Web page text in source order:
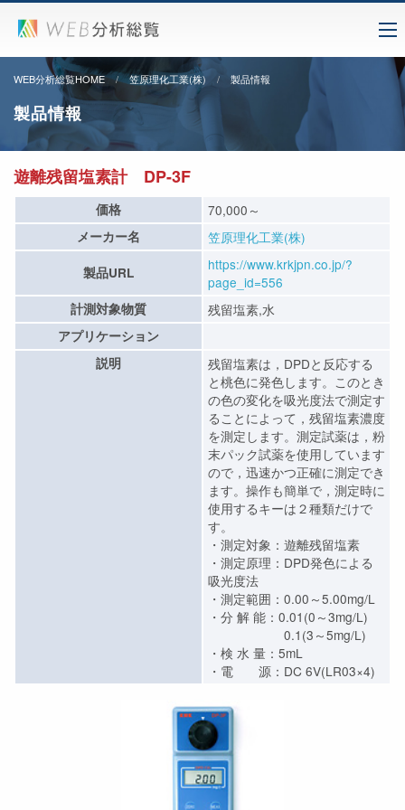
WEB分析総覧HOME 笠原理化工業(株) 製品情報
製品情報
遊離残留塩素計 DP-3F
価格 70,000～
メーカー名 笠原理化工業(株)
製品URL
https://www.krkjpn.co.jp/?
page_id=556
計測対象物質 残留塩素,水
アプリケーション
説明
残留塩素は，DPDと反応する
と桃色に発色します。このとき
の色の変化を吸光度法で測定す
ることによって，残留塩素濃度
を測定します。測定試薬は，粉
末パック試薬を使用しています
ので，迅速かつ正確に測定でき
ます。操作も簡単で，測定時に
使用するキーは２種類だけで
す。
・測定対象：遊離残留塩素
・測定原理：DPD発色による
吸光度法
・測定範囲：0.00～5.00mg/L
・分 解 能：0.01(0～3mg/L)
0.1(3～5mg/L)
・検 水 量：5mL
・電 源：DC 6V(LR03×4)